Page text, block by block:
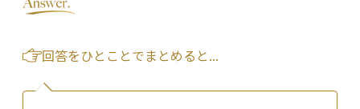
回答をひとことでまとめると...